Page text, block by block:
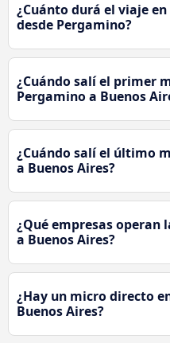
¿Cuánto durá el viaje
desde Pergamino?
¿Cuándo salí el primer
Pergamino a Buenos
¿Cuándo salí el último
a Buenos Aires?
¿Qué empresas operan
a Buenos Aires?
¿Hay un micro directo
Buenos Aires?